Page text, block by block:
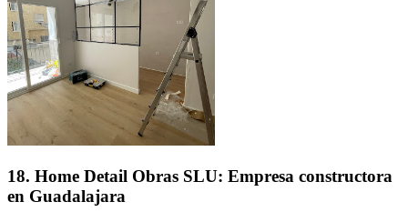
18. Home Detail Obras SLU: Empresa constructora
en Guadalajara